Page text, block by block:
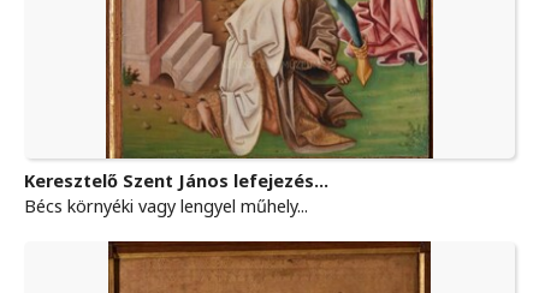
Keresztelő Szent János lefejezés...
Bécs környéki vagy lengyel műhely...